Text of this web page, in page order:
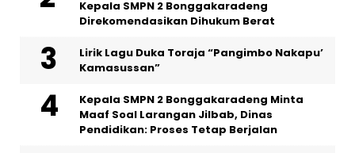
Kepala SMPN 2 Bonggakaradeng
Direkomendasikan Dihukum Berat
Lirik Lagu Duka Toraja “Pangimbo Nakapu’
Kamasussan”
Kepala SMPN 2 Bonggakaradeng Minta
Maaf Soal Larangan Jilbab, Dinas
Pendidikan: Proses Tetap Berjalan